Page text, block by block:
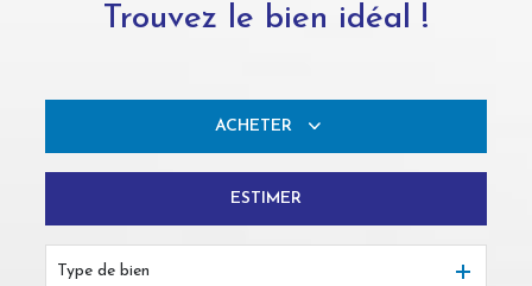
Trouvez le bien idéal !
ACHETER
ESTIMER
Type de bien